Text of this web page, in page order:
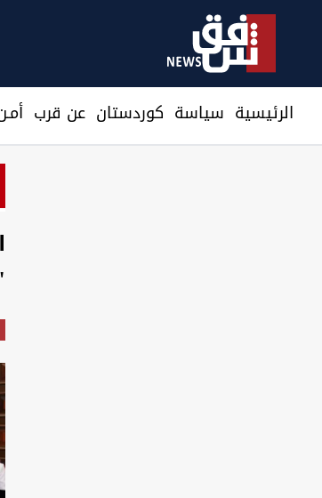
الرئيسية سیاسة كوردستان عن قرب